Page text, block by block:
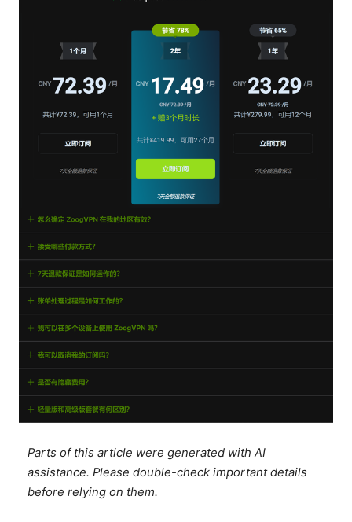
Parts of this article were generated with AI
assistance. Please double-check important details
before relying on them.